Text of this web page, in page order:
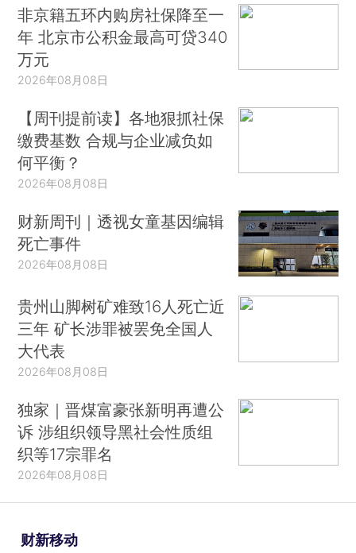
非京籍五环内购房社保降至一
年 北京市公积金最高可贷340
万元
2026年08月08日
【周刊提前读】各地狠抓社保
缴费基数 合规与企业减负如
何平衡？
2026年08月08日
财新周刊｜透视女童基因编辑
死亡事件
2026年08月08日
贵州山脚树矿难致16人死亡近
三年 矿长涉罪被罢免全国人
大代表
2026年08月08日
独家｜晋煤富豪张新明再遭公
诉 涉组织领导黑社会性质组
织等17宗罪名
2026年08月08日
财新移动